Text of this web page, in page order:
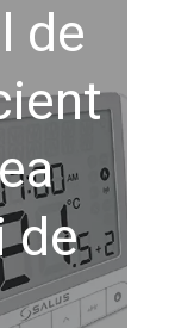
de
de